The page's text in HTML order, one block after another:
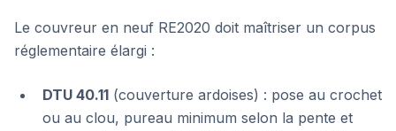
Le couvreur en neuf RE2020 doit maîtriser un corpus
réglementaire élargi :
DTU 40.11 (couverture ardoises) : pose au crochet
ou au clou, pureau minimum selon la pente et